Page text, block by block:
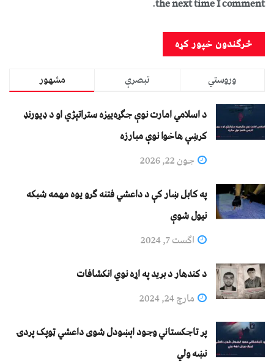
مشهور تبصرې
وروستي
د اسلامي امارت نوې جګړه‌ییزه ستراتېژي او د ډیورنډ
کرښې هاخوا نوې مبارزه
جون 22, 2026
په کابل ښار کې د داعشي فتنه ګرو يوه مهمه شبکه
نيول شوې
اگست 7, 2024
د کندهار د برید په اړه نوي انکشافات
مارچ 24, 2024
پر تاجکستاني وجود اېښودل شوی داعشي ټوپک پردۍ
نښه ولي